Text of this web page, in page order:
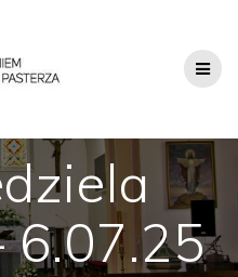
6.07.25